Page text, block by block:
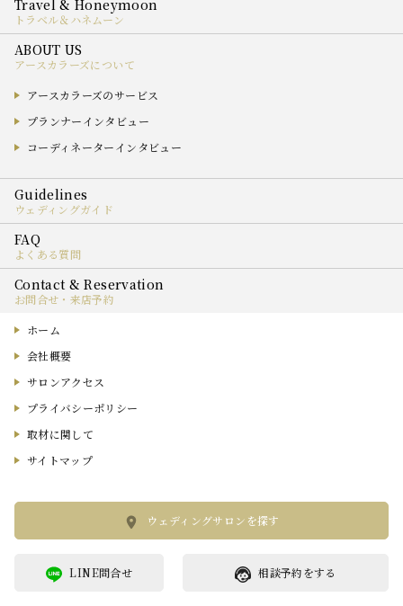
トラベル＆ハネムーン
アースカラーズについて
アースカラーズのサービス
プランナーインタビュー
コーディネーターインタビュー
ウェディングガイド
よくある質問
お問合せ・来店予約
ホーム
会社概要
サロンアクセス
プライバシーポリシー
取材に関して
サイトマップ
ウェディングサロンを探す
相談予約をする
LINE問合せ